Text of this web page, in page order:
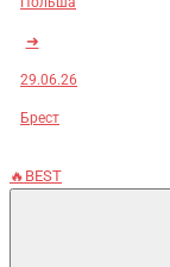
➜
29.06.26
Брест
🔥BEST